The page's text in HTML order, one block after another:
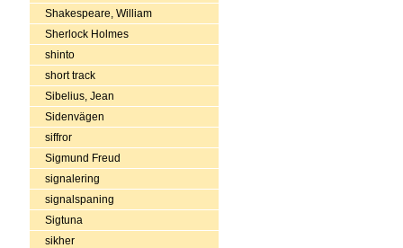
Shakespeare, William
Sherlock Holmes
shinto
short track
Sibelius, Jean
Sidenvägen
siffror
Sigmund Freud
signalering
signalspaning
Sigtuna
sikher